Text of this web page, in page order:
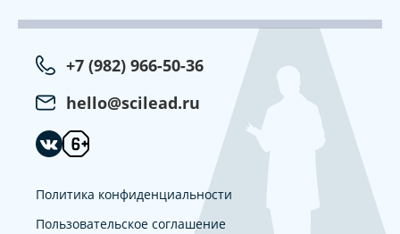
+7 (982) 966-50-36
hello@scilead.ru
Политика конфиденциальности
Пользовательское соглашение